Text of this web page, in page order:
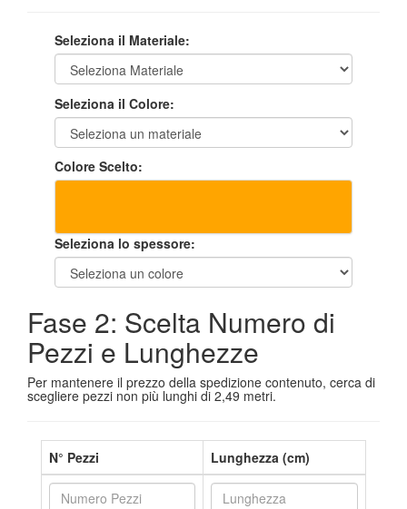
Seleziona il Materiale:
Seleziona il Colore:
Colore Scelto:
Seleziona lo spessore:
Fase 2: Scelta Numero di
Pezzi e Lunghezze
Per mantenere il prezzo della spedizione contenuto, cerca di
scegliere pezzi non più lunghi di 2,49 metri.
N° Pezzi Lunghezza (cm)